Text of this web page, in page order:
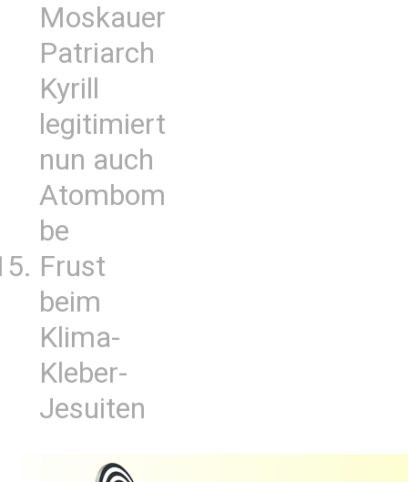
Moskauer
Patriarch
Kyrill
legitimiert
nun auch
Atombom
be
Frust
beim
Klima-
Kleber-
Jesuiten